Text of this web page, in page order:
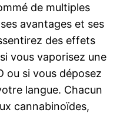
de multiples
avantages et ses
des effets
vous vaporisez une
ou si vous déposez
langue. Chacun
cannabinoïdes,